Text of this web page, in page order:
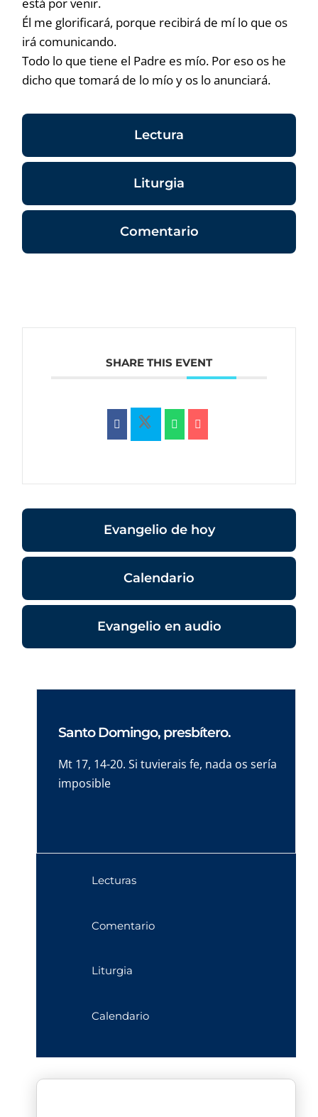
Él me glorificará, porque recibirá de mí lo que os
irá comunicando.
Todo lo que tiene el Padre es mío. Por eso os he
dicho que tomará de lo mío y os lo anunciará.
Lectura
Liturgia
Comentario
SHARE THIS EVENT
Evangelio de hoy
Calendario
Evangelio en audio
Santo Domingo, presbítero.
Mt 17, 14-20. Si tuvierais fe, nada os sería
imposible
Lecturas
Comentario
Liturgia
Calendario